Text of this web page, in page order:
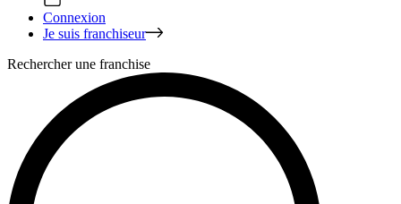
Connexion
Je suis franchiseur
Rechercher une franchise